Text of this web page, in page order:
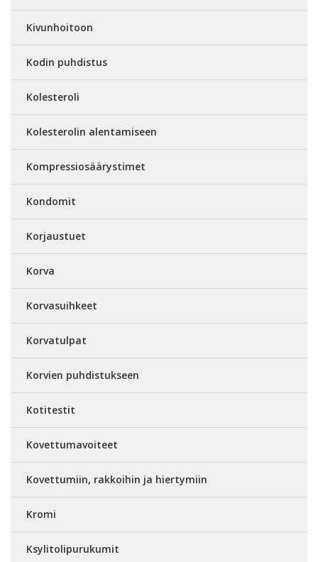
Kivunhoitoon
Kodin puhdistus
Kolesteroli
Kolesterolin alentamiseen
Kompressiosäärystimet
Kondomit
Korjaustuet
Korva
Korvasuihkeet
Korvatulpat
Korvien puhdistukseen
Kotitestit
Kovettumavoiteet
Kovettumiin, rakkoihin ja hiertymiin
Kromi
Ksylitolipurukumit